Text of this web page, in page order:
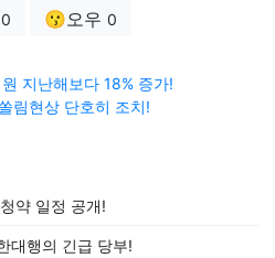
0 😗오우 0
지난해보다 18% 증가!
림현상 단호히 조치!
약 일정 공개!
대행의 긴급 당부!